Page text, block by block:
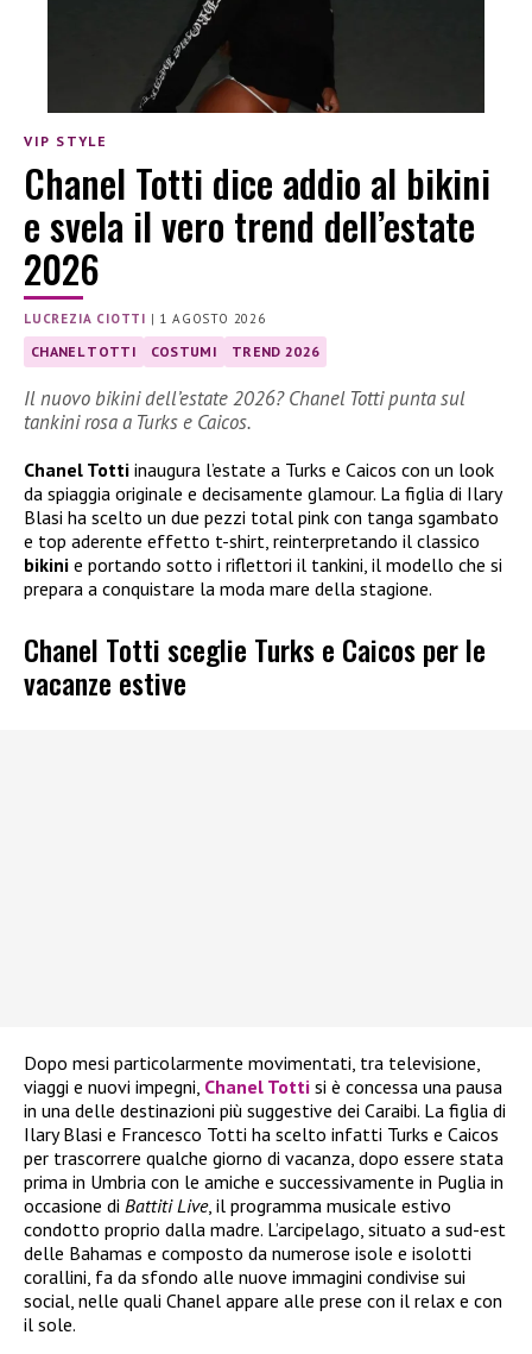
VIP STYLE
Chanel Totti dice addio al bikini
e svela il vero trend dell’estate
2026
LUCREZIA CIOTTI | 1 AGOSTO 2026
CHANEL TOTTI COSTUMI TREND 2026
Il nuovo bikini dell’estate 2026? Chanel Totti punta sul
tankini rosa a Turks e Caicos.
Chanel Totti inaugura l’estate a Turks e Caicos con un look
da spiaggia originale e decisamente glamour. La figlia di Ilary
Blasi ha scelto un due pezzi total pink con tanga sgambato
e top aderente effetto t-shirt, reinterpretando il classico
bikini e portando sotto i riflettori il tankini, il modello che si
prepara a conquistare la moda mare della stagione.
Chanel Totti sceglie Turks e Caicos per le
vacanze estive
Dopo mesi particolarmente movimentati, tra televisione,
viaggi e nuovi impegni, Chanel Totti si è concessa una pausa
in una delle destinazioni più suggestive dei Caraibi. La figlia di
Ilary Blasi e Francesco Totti ha scelto infatti Turks e Caicos
per trascorrere qualche giorno di vacanza, dopo essere stata
prima in Umbria con le amiche e successivamente in Puglia in
occasione di Battiti Live, il programma musicale estivo
condotto proprio dalla madre. L’arcipelago, situato a sud-est
delle Bahamas e composto da numerose isole e isolotti
corallini, fa da sfondo alle nuove immagini condivise sui
social, nelle quali Chanel appare alle prese con il relax e con
il sole.